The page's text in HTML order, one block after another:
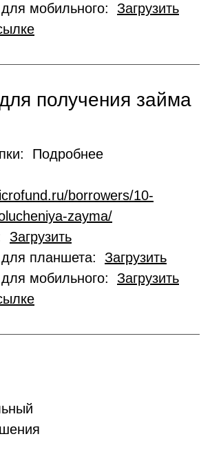
мобильного: Загрузить
получения займа
Подробнее
borrowers/10-
zayma/
Загрузить
планшета: Загрузить
мобильного: Загрузить